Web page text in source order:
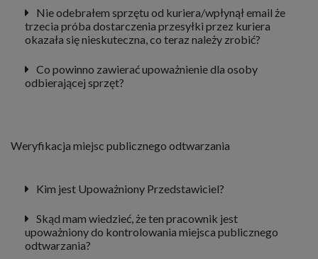
Nie odebrałem sprzętu od kuriera/wpłynął email że
trzecia próba dostarczenia przesyłki przez kuriera
okazała się nieskuteczna, co teraz należy zrobić?
Co powinno zawierać upoważnienie dla osoby
odbierającej sprzęt?
Weryfikacja miejsc publicznego odtwarzania
Kim jest Upoważniony Przedstawiciel?
Skąd mam wiedzieć, że ten pracownik jest
upoważniony do kontrolowania miejsca publicznego
odtwarzania?